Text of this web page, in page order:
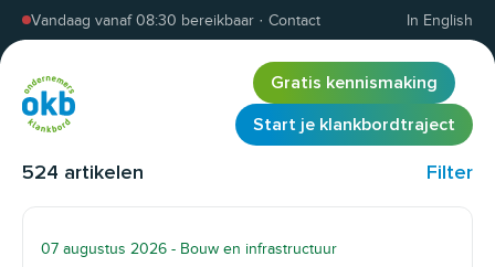
Overslaan en inhoud weergeven
Vandaag vanaf 08:30 bereikbaar · Contact In English
Gratis kennismaking
Start je klankbordtraject
524 artikelen Filter
07 augustus 2026 - Bouw en infrastructuur